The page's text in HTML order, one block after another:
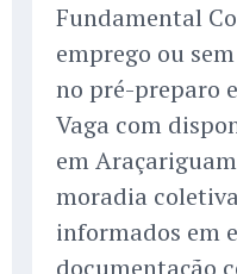
Fundamental
emprego ou
no pré-preparo
Vaga com
em
moradia
informados em
documentação